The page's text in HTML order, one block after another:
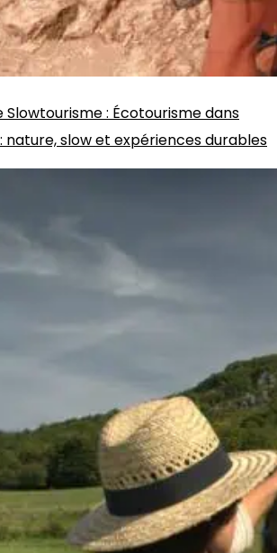
Slowtourisme: Écotourisme dans
: nature, slow et expériences durables